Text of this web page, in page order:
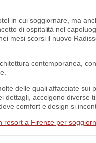
in cui soggiornare, ma
di ospitalità nel
mesi scorsi il nuovo
contemporanea,
delle quali affacciate sui
dettagli, accolgono diverse
comfort e design si
a Firenze per